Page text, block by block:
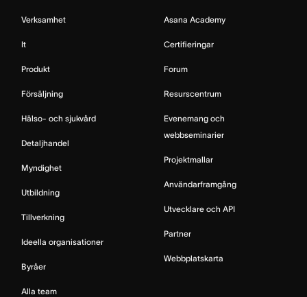
Verksamhet
It
Produkt
Försäljning
Hälso- och sjukvård
Detaljhandel
Myndighet
Utbildning
Tillverkning
Ideella organisationer
Byråer
Alla team
Asana Academy
Certifieringar
Forum
Resurscentrum
Evenemang och
webbseminarier
Projektmallar
Användarframgång
Utvecklare och API
Partner
Webbplatskarta